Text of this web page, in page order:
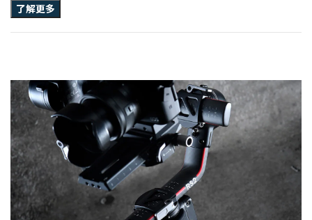
了解更多